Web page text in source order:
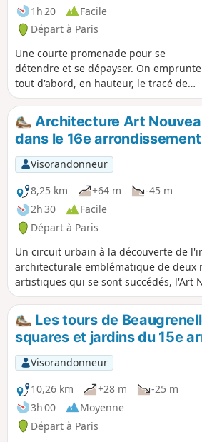
1h 20
Facile
Départ à Paris
Une courte promenade pour se
détendre et se dépayser. On emprunte
tout d'abord, en hauteur, le tracé de
l'ancienne voie de chemin de fer de
Petite Ceinture. Ensuite, on déambule
dans le Parc Georges Brassens qui
de multiples possibilités de
cheminement et de halte. Enfin, on
passe dans la 14e arrondissement et on
suit le tracé de la Petite Ceinture jusqu'à
la Porte d'Orléans.
Architecture Art
dans le 16e arrondissement
Visorandonneur
8,25 km
+64 m
-45 m
2h 30
Facile
Départ à Paris
Un circuit urbain à la découverte de
architecturale emblématique de deux
artistiques qui se sont succédés, l'Art
XIXe siècle au début du XXe siècle, et
l'Entre-deux-Guerres.
Les tours de
squares et jardins du 15e
Visorandonneur
10,26 km
+28 m
-25 m
3h 00
Moyenne
Départ à Paris